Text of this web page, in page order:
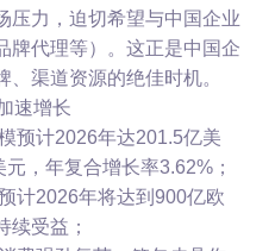
压力，迫切希望与中国企业
牌代理等）。这正是中国企
渠道资源的绝佳时机。
速增长
计2026年达201.5亿美
，年复合增长率3.62%；
2026年将达到900亿欧
续受益；